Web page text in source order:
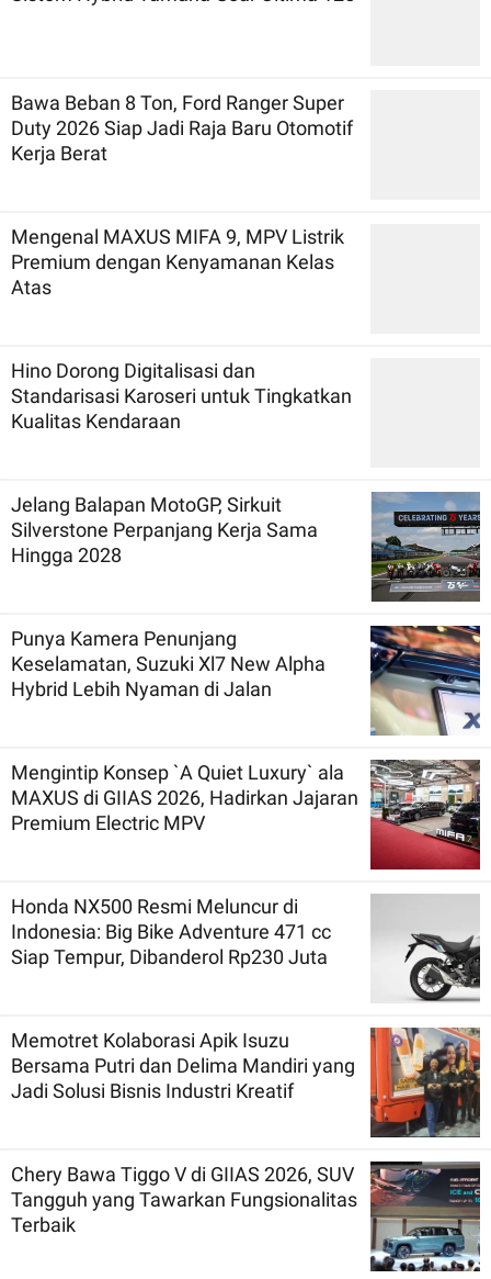
Bawa Beban 8 Ton, Ford Ranger Super
Duty 2026 Siap Jadi Raja Baru Otomotif
Kerja Berat
Mengenal MAXUS MIFA 9, MPV Listrik
Premium dengan Kenyamanan Kelas
Atas
Hino Dorong Digitalisasi dan
Standarisasi Karoseri untuk Tingkatkan
Kualitas Kendaraan
Jelang Balapan MotoGP, Sirkuit
Silverstone Perpanjang Kerja Sama
Hingga 2028
Punya Kamera Penunjang
Keselamatan, Suzuki Xl7 New Alpha
Hybrid Lebih Nyaman di Jalan
Mengintip Konsep `A Quiet Luxury` ala
MAXUS di GIIAS 2026, Hadirkan Jajaran
Premium Electric MPV
Honda NX500 Resmi Meluncur di
Indonesia: Big Bike Adventure 471 cc
Siap Tempur, Dibanderol Rp230 Juta
Memotret Kolaborasi Apik Isuzu
Bersama Putri dan Delima Mandiri yang
Jadi Solusi Bisnis Industri Kreatif
Chery Bawa Tiggo V di GIIAS 2026, SUV
Tangguh yang Tawarkan Fungsionalitas
Terbaik